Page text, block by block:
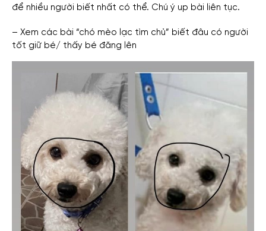
để nhiều người biết nhất có thể. Chú ý up bài liên tục.
– Xem các bài “chó mèo lạc tìm chủ” biết đâu có người
tốt giữ bé/ thấy bé đăng lên